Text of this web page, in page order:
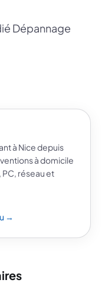
Dépannage
à Nice depuis
à domicile
PC, réseau et
→